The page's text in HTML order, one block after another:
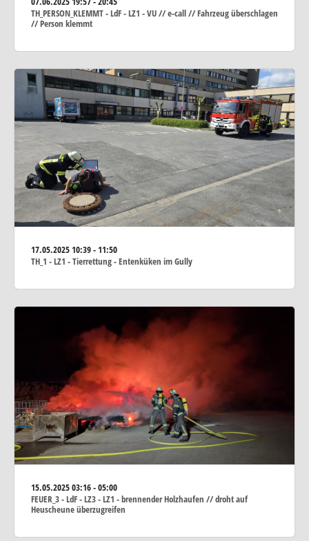
TH_PERSON_KLEMMT - LdF - LZ1 - VU // e-call // Fahrzeug überschlagen
// Person klemmt
17.05.202510:39 - 11:50
TH_1 - LZ1 - Tierrettung - Entenküken im Gully
15.05.202503:16 - 05:00
FEUER_3 - LdF - LZ3 - LZ1 - brennender Holzhaufen // droht auf
Heuscheune überzugreifen